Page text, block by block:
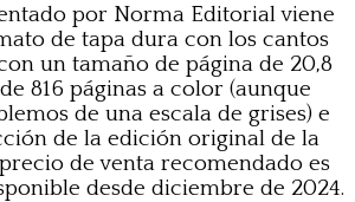
por Norma Editorial viene
de tapa dura con los cantos
un tamaño de página de 20,8
816 páginas a color (aunque
de una escala de grises) e
de la edición original de la
de venta recomendado es
desde diciembre de 2024.